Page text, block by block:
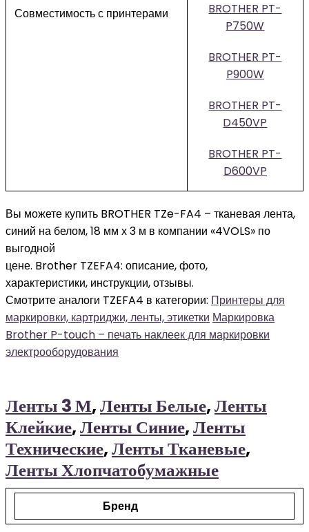
Совместимость с принтерами
BROTHER PT-
P750W
BROTHER PT-
P900W
BROTHER PT-
D450VP
BROTHER PT-
D600VP
Вы можете купить BROTHER TZe-FA4 – тканевая лента,
синий на белом, 18 мм х 3 м в компании «4VOLS» по
выгодной
цене. Brother TZEFA4: описание, фото,
характеристики, инструкции, отзывы.
Смотрите аналоги TZEFA4 в категории: Принтеры для
маркировки, картриджи, ленты, этикетки Маркировка
Brother P-touch – печать наклеек для маркировки
электрооборудования
Ленты 3 М,Ленты Белые,Ленты
Клейкие,Ленты Синие,Ленты
Технические,Ленты Тканевые,
Ленты Хлопчатобумажные
Бренд